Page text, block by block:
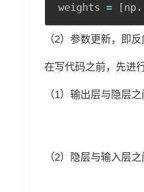
weights = [np .
（2）参数更新，即
在写代码之前，先进
（1）输出层与隐层
（2）隐层与输入层